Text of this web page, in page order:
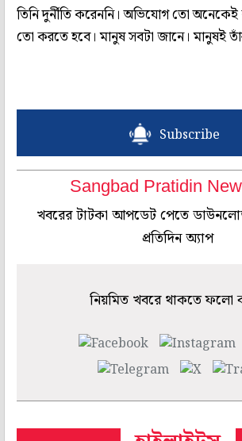
তিনি দুর্নীতি করেননি। অভিযোগ তো অনেকেই
তো করতে হবে। মানুষ সবটা জানে। মানুষই
Subscribe
Sangbad Pratidin
খবরের টাটকা আপডেট পেতে
প্রতিদিন অ্যাপ
নিয়মিত খবরে থাকতে